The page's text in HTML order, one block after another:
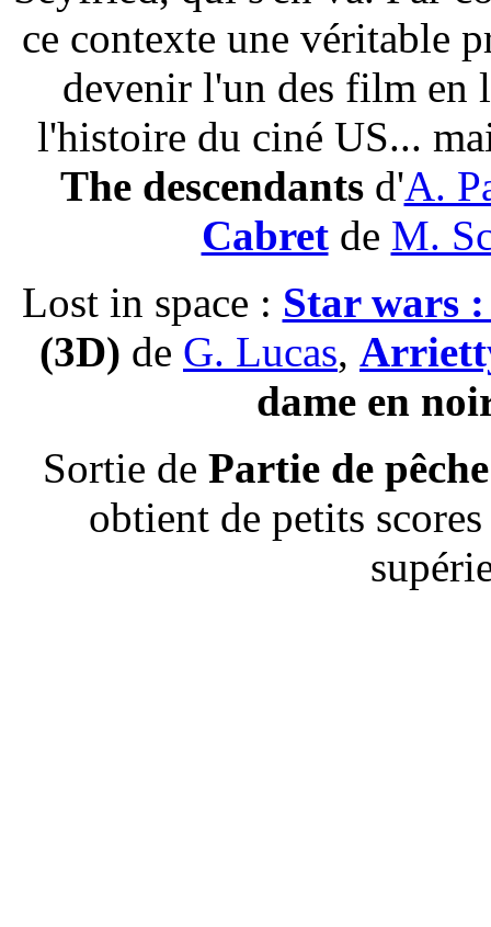
ce contexte une véritable
devenir l'un des film en
l'histoire du ciné US...
The descendantsd'A.
Cabret de M.
Lost in space : Star wars
(3D) de G. Lucas,
dame en
Sortie de Partie de
obtient de petits